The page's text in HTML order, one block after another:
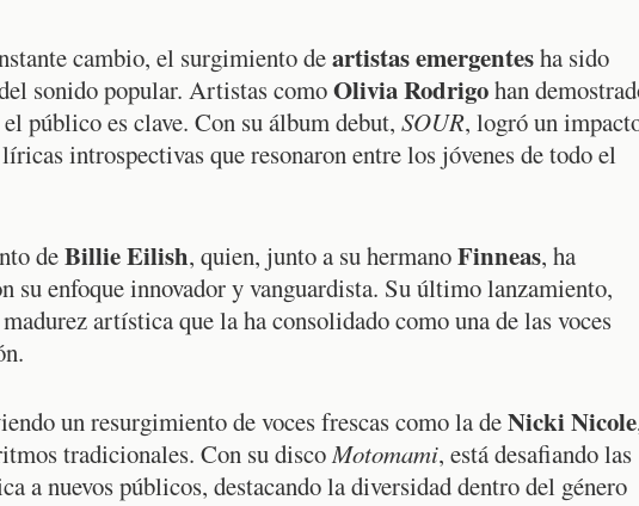
cambio, el surgimiento deartistas emergentesha sido
sonido popular. Artistas comoOlivia Rodrigohan
público es clave. Con su álbum debut, SOUR, logró un
introspectivas que resonaron entre los jóvenes de todo el
deBillie Eilish, quien, junto a su hermanoFinneas, ha
su enfoque innovador y vanguardista. Su último lanzamiento,
artística que la ha consolidado como una de las voces
un resurgimiento de voces frescas como la deNicki Nicole
tradicionales. Con su discoMotomami, está desafiando las
a nuevos públicos, destacando la diversidad dentro del género